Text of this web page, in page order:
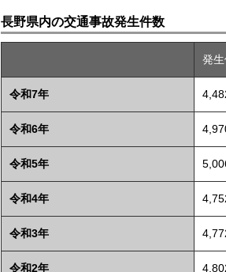
長野県内の交通事故発生件数
発
令和7年
令和6年
令和5年
令和4年
令和3年
令和2年